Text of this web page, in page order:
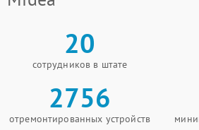
20
сотрудников в штате
2756
отремонтированных устройств